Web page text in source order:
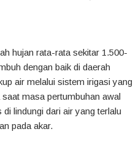
hujan rata-rata sekitar 1.500-
dengan baik di daerah
air melalui sistem irigasi yang
masa pertumbuhan awal
lindungi dari air yang terlalu
pada akar.